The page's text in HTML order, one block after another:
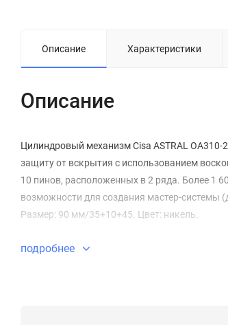
Описание Характеристики
Описание
Цилиндровый механизм Cisa ASTRAL ОА310-
защиту от вскрытия с использованием
10 пинов, расположенных в 2 ряда. Более 1
возможности для создания мастер-системы
Размер: 90 мм/35+10+45. Цвет: никель.
подробнее